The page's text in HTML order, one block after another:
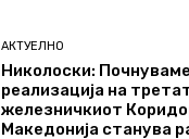
АКТУЕЛНО
Николоски:
реализација на
железничкиот
Македонија станува